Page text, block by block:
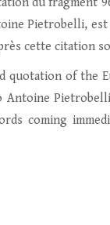
Pietrobelli,
cette citation
quotation of the
Antoine
coming